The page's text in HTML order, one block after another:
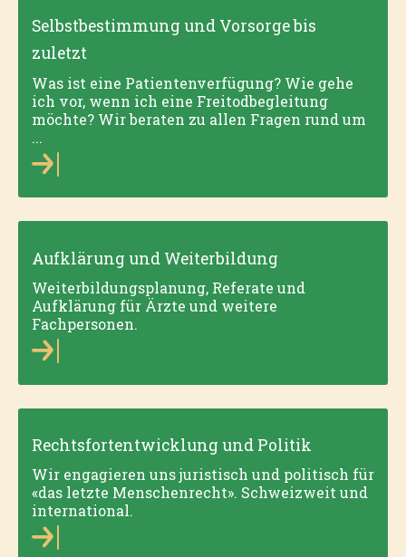
Selbstbestimmung und Vorsorge bis
zuletzt
Was ist eine Patientenverfügung? Wie gehe
ich vor, wenn ich eine Freitodbegleitung
möchte? Wir beraten zu allen Fragen rund um
...
Aufklärung und Weiterbildung
Weiterbild­ungsplanung, Referate und
Aufklärung für Ärzte und weitere
Fachpersonen.
Rechtsfortentwicklung und Politik
Wir engagieren uns juristisch und politisch für
«das letzte Menschenrecht». Schweizweit und
international.